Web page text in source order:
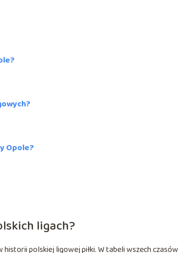
Opole?
ligach?
polskiej ligowej piłki. W tabeli wszech czasów